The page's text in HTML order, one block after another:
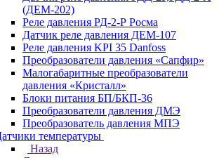
(ДЕМ-202)
Реле давления РД-2-Р Росма
Датчик реле давления ДЕМ-107
Реле давления KPI 35 Danfoss
Преобразователи давления «Сапфир»
Малогабаритные преобразователи
давления «Кристалл»
Блоки питания БП/БКП-36
Преобразователи давления ДМЭ
Преобразователь давления МПЭ
температуры
Назад